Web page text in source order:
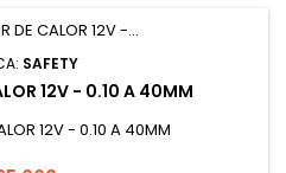
SAFETY
12V - 0.10 A 40MM
12V - 0.10 A 40MM